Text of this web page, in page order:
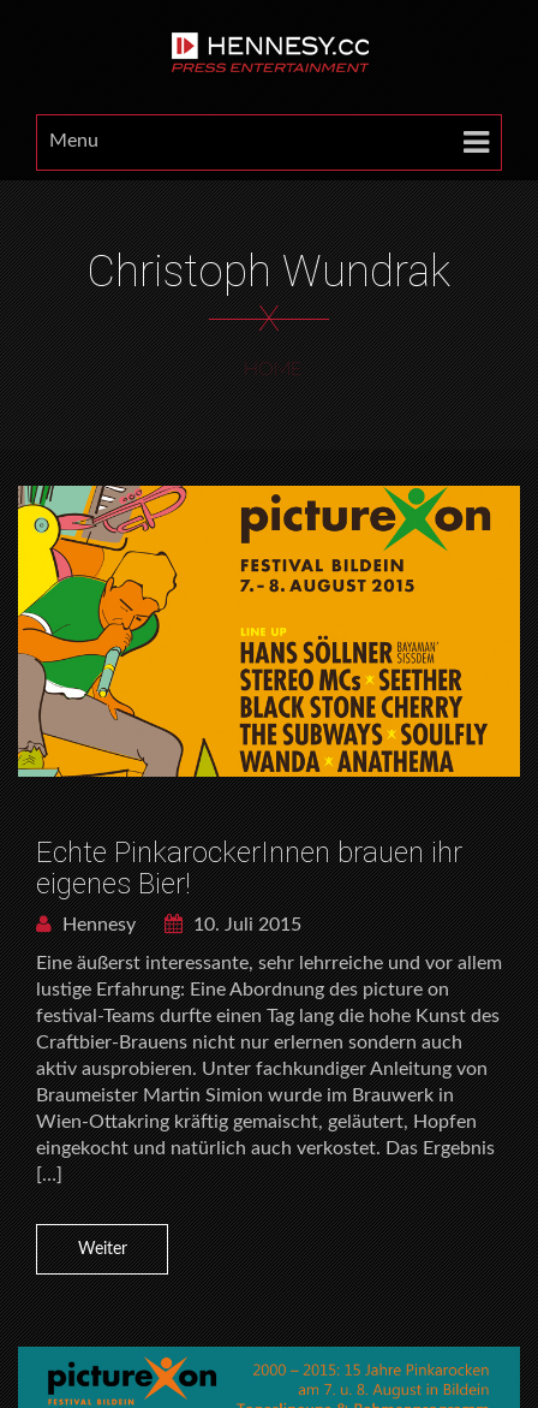
Menu
Christoph Wundrak
X
HOME
Echte PinkarockerInnen brauen ihr
eigenes Bier!
Hennesy
10. Juli 2015
Eine äußerst interessante, sehr lehrreiche und vor allem
lustige Erfahrung: Eine Abordnung des picture on
festival-Teams durfte einen Tag lang die hohe Kunst des
Craftbier-Brauens nicht nur erlernen sondern auch
aktiv ausprobieren. Unter fachkundiger Anleitung von
Braumeister Martin Simion wurde im Brauwerk in
Wien-Ottakring kräftig gemaischt, geläutert, Hopfen
eingekocht und natürlich auch verkostet. Das Ergebnis
[…]
Weiter